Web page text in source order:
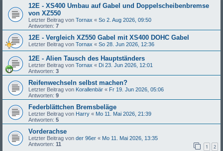
12E - XS400 Umbau auf Gabel und Doppelscheibenbremse
von XZ550
Letzter Beitrag von Tornax « So 2. Aug 2026, 09:50
Antworten: 7
12E - Vergleich XZ550 Gabel mit XS400 DOHC Gabel
Letzter Beitrag von Tornax « So 28. Jun 2026, 12:36
12E - Alien Tausch des Hauptständers
Letzter Beitrag von Tornax « Di 23. Jun 2026, 12:01
Antworten: 3
Reifenwechseln selbst machen?
Letzter Beitrag von Korallenbär « Fr 19. Jun 2026, 05:06
Antworten: 9
Federblättchen Bremsbeläge
Letzter Beitrag von Harry « Mo 11. Mai 2026, 21:39
Antworten: 5
Vorderachse
Letzter Beitrag von der 96er « Mo 11. Mai 2026, 13:35
Antworten: 11 1 2